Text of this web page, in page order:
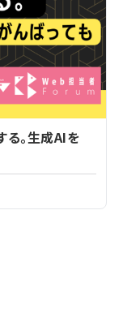
。生成AIを